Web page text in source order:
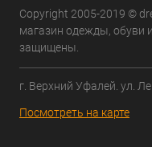
Copyright 2005-2019 ©
магазин одежды, обуви
защищены.
г. Верхний Уфалей. ул.
Посмотреть на карте